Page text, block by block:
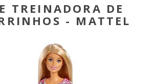
TREINADORA DE
- MATTEL